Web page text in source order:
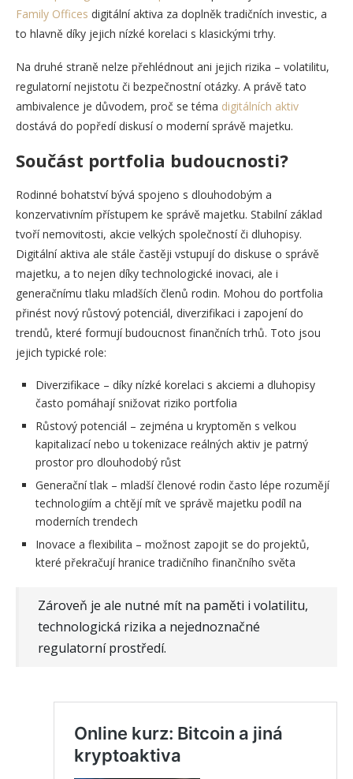
Family Offices digitální aktiva za doplněk tradičních investic, a
to hlavně díky jejich nízké korelaci s klasickými trhy.
Na druhé straně nelze přehlédnout ani jejich rizika – volatilitu,
regulatorní nejistotu či bezpečnostní otázky. A právě tato
ambivalence je důvodem, proč se téma digitálních aktiv
dostává do popředí diskusí o moderní správě majetku.
Součást portfolia budoucnosti?
Rodinné bohatství bývá spojeno s dlouhodobým a
konzervativním přístupem ke správě majetku. Stabilní základ
tvoří nemovitosti, akcie velkých společností či dluhopisy.
Digitální aktiva ale stále častěji vstupují do diskuse o správě
majetku, a to nejen díky technologické inovaci, ale i
generačnímu tlaku mladších členů rodin. Mohou do portfolia
přinést nový růstový potenciál, diverzifikaci i zapojení do
trendů, které formují budoucnost finančních trhů. Toto jsou
jejich typické role:
Diverzifikace – díky nízké korelaci s akciemi a dluhopisy
často pomáhají snižovat riziko portfolia
Růstový potenciál – zejména u kryptoměn s velkou
kapitalizací nebo u tokenizace reálných aktiv je patrný
prostor pro dlouhodobý růst
Generační tlak – mladší členové rodin často lépe rozumějí
technologiím a chtějí mít ve správě majetku podíl na
moderních trendech
Inovace a flexibilita – možnost zapojit se do projektů,
které překračují hranice tradičního finančního světa
Zároveň je ale nutné mít na paměti i volatilitu,
technologická rizika a nejednoznačné
regulatorní prostředí.